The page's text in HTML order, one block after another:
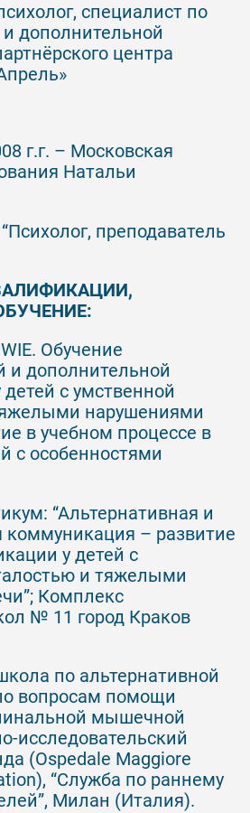
специалист по
дополнительной
центра
г.г. – Московская
Натальи
преподаватель
Обучение
и дополнительной
с умственной
нарушениями
в учебном процессе в
с особенностями
“Альтернативная и
коммуникация – развитие
у детей с
и тяжелыми
Комплекс
№ 11 город Краков
по альтернативной
вопросам помощи
мышечной
исследовательский
(Ospedale Maggiore
“Служба по раннему
Милан (Италия).